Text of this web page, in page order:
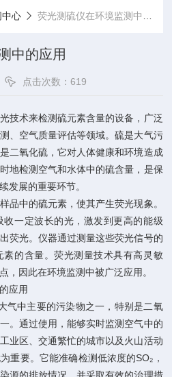
中心 荧光测硫仪在环境监测中的应用
中的应用
点击次数：619
术来检测硫元素含量的设备，广泛
、空气质量评估等领域。硫是大气污
二氧化硫，它对人体健康和环境造成
地检测空气和水体中的硫含量，是保
发展的重要环节。
品中的硫元素，使其产生荧光现象。
一定波长的光，激发到更高的能级
荧光。仪器通过测量这些荧光信号的
的含量。荧光测量技术具有高灵敏
，因此在环境监测中被广泛应用。
应用
中主要的污染物之一，特别是二氧
。通过使用，能够实时监测空气中的
业区、交通繁忙的城市以及火山活动
重要。它能准确检测低浓度的SO₂，